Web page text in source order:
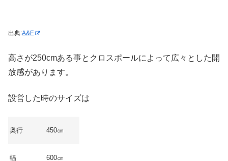
出典:A&F
高さが250cmある事とクロスポールによって広々とした開
放感があります。
設営した時のサイズは
奥行 450㎝
幅 600㎝